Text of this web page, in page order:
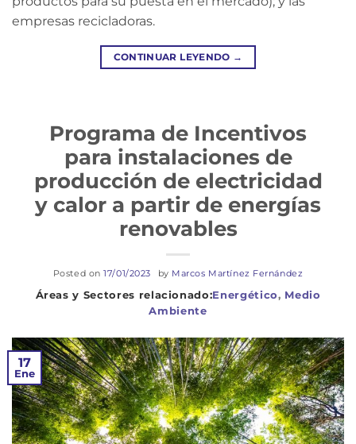
empresas recicladoras.
CONTINUAR LEYENDO →
Energético, Medio
Ambiente
Programa de Incentivos
para instalaciones de
producción de electricidad
y calor a partir de energías
renovables
Posted on17/01/2023 by Marcos Martínez Fernández
17
Ene